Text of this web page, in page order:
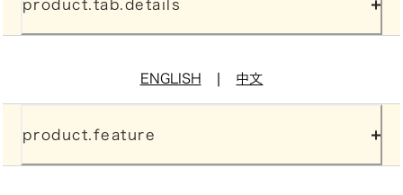
product.tab.details
ENGLISH 中文
product.feature